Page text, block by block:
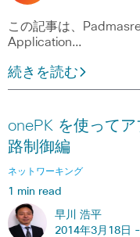
この記事は、
Application…
続きを読む
onePK を使って
路制御編
ネットワーキング
1 min read
早川 浩平
2014年3月18日 -